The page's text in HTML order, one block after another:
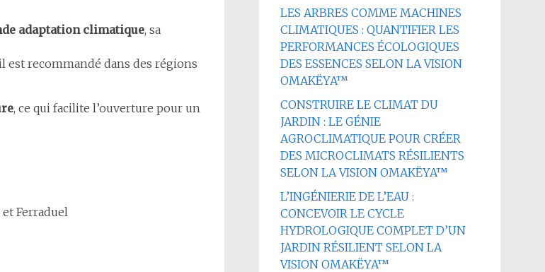
adaptation climatique, sa
est recommandé dans des régions
, ce qui facilite l’ouverture pour un
Ferraduel
LES ARBRES COMME MACHINES
CLIMATIQUES : QUANTIFIER LES
PERFORMANCES ÉCOLOGIQUES
DES ESSENCES SELON LA VISION
OMAKËYA™
CONSTRUIRE LE CLIMAT DU
JARDIN : LE GÉNIE
AGROCLIMATIQUE POUR CRÉER
DES MICROCLIMATS RÉSILIENTS
SELON LA VISION OMAKËYA™
L’INGÉNIERIE DE L’EAU :
CONCEVOIR LE CYCLE
HYDROLOGIQUE COMPLET D’UN
JARDIN RÉSILIENT SELON LA
VISION OMAKËYA™